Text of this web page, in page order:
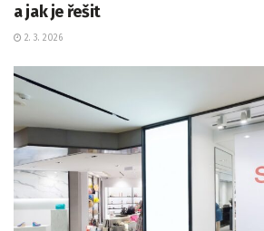
a jak je řešit
2. 3. 2026